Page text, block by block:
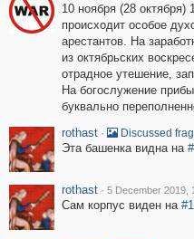
10 ноября (28
происходит особое
арестантов. На
из октябрьских
отрадное утешение,
На богослужение
буквально
rothast · Discussed
Эта башенка видна на
rothast · 5 December 2019,
Сам корпус виден на